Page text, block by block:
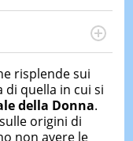
LE
DI
di
di America
testate ed
"La
risplende sui
quella in cui si
della Donna.
origini di
non avere le